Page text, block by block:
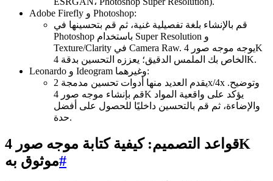
Adobe Firefly و Photoshop:
قم بالإنشاء بلغة تفصيلية غنية، ثم قم بتحسينها في
Photoshop باستخدام Super Resolution و
Texture/Clarity في Camera Raw. يوجه موجه صور 4K
الخاص بك الملمس الدقيق؛ يعززه التحسين بدقة 4K.
Leonardo و Ideogram وغيرهما:
يقدم العديد منها أدوات تحسين مدمجة 2x/4x وتوضيح.
قم بإنشاء موجه صور 4K يؤكد على واقعية المواد
والإضاءة، ثم قم بالتحسين داخليًا للحصول على أفضل
حدة.
قواعد التصميم: كيفية كتابة موجه صور 4K
موثوق به#